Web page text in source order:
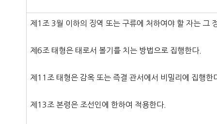
제1조 3월 이하의 징역 또는 구류에 처하여야 할 자는 그
제6조 태형은 태로서 볼기를 치는 방법으로 집행한다.
제11조 태형은 감옥 또는 즉결 관서에서 비밀리에 집행한
제13조 본령은 조선인에 한하여 적용한다.